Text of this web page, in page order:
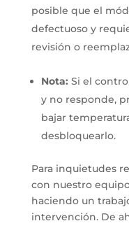
posible que el
defectuoso y
revisión o
Nota: Si el
y no responde,
bajar
desbloquearlo.
Para inquietudes
con nuestro
haciendo un
intervención. De